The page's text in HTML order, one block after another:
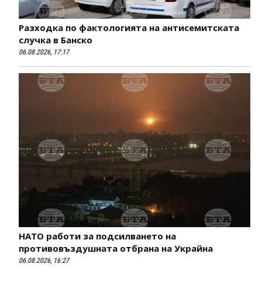
Разходка по фактологията на антисемитската
случка в Банско
06.08.2026, 17:17
НАТО работи за подсилването на
противовъздушната отбрана на Украйна
06.08.2026, 16:27